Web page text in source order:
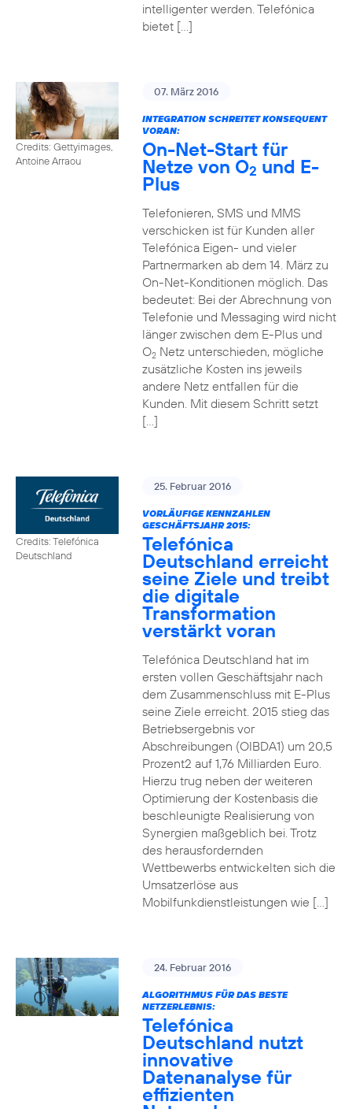
intelligenter werden. Telefónica
bietet […]
Credits: Gettyimages,
Antoine Arraou
07. März 2016
INTEGRATION SCHREITET KONSEQUENT
VORAN:
On-Net-Start für
Netze von O2 und E-
Plus
Telefonieren, SMS und MMS
verschicken ist für Kunden aller
Telefónica Eigen- und vieler
Partnermarken ab dem 14. März zu
On-Net-Konditionen möglich. Das
bedeutet: Bei der Abrechnung von
Telefonie und Messaging wird nicht
länger zwischen dem E-Plus und
O2Netz unterschieden, mögliche
zusätzliche Kosten ins jeweils
andere Netz entfallen für die
Kunden. Mit diesem Schritt setzt
[…]
Credits: Telefónica
Deutschland
25. Februar 2016
VORLÄUFIGE KENNZAHLEN
GESCHÄFTSJAHR 2015:
Telefónica
Deutschland erreicht
seine Ziele und treibt
die digitale
Transformation
verstärkt voran
Telefónica Deutschland hat im
ersten vollen Geschäftsjahr nach
dem Zusammenschluss mit E-Plus
seine Ziele erreicht. 2015 stieg das
Betriebsergebnis vor
Abschreibungen (OIBDA1) um 20,5
Prozent2 auf 1,76 Milliarden Euro.
Hierzu trug neben der weiteren
Optimierung der Kostenbasis die
beschleunigte Realisierung von
Synergien maßgeblich bei. Trotz
des herausfordernden
Wettbewerbs entwickelten sich die
Umsatzerlöse aus
Mobilfunkdienstleistungen wie […]
24. Februar 2016
ALGORITHMUS FÜR DAS BESTE
NETZERLEBNIS:
Telefónica
Deutschland nutzt
innovative
Datenanalyse für
effizienten